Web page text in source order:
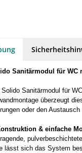
Sanitärmodul für WC
Solido Sanitärmodul für
überzeugt
oder den
& einfache
lässt sich das System